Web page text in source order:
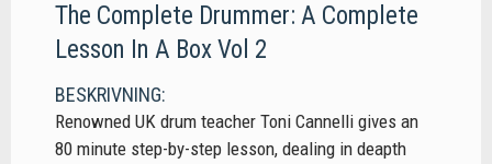
The Complete Drummer: A Complete
Lesson In A Box Vol 2
BESKRIVNING:
Renowned UK drum teacher Toni Cannelli gives an
80 minute step-by-step lesson, dealing in deapth